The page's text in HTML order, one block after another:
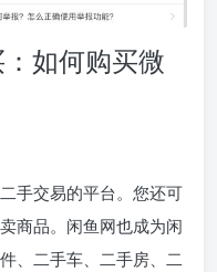
如何购买微
手交易的平台。您还可
商品。闲鱼网也成为闲
、二手车、二手房、二